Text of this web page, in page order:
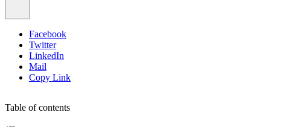
Facebook
Twitter
LinkedIn
Mail
Copy Link
Table of contents